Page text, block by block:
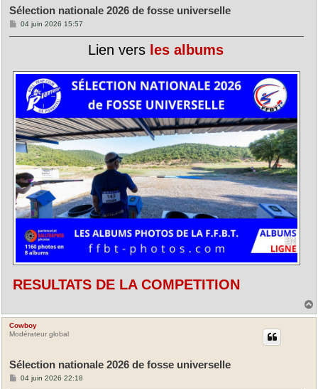
Sélection nationale 2026 de fosse universelle
M
e
04 juin 2026 15:57
Lien vers les albums
RESULTATS DE LA COMPETITION
Cowboy
Modérateur global
Sélection nationale 2026 de fosse universelle
M04 juin 2026 22:18